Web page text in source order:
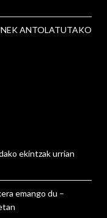
ANTOLATUTAKO
ekintzak urrian
emango du –